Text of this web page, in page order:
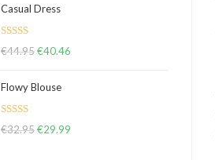
Casual Dress
Note5.00
€44.95Le
initial
€44.95.
€40.46
Flowy Blouse
Note5.00
€32.95Le
€29.99